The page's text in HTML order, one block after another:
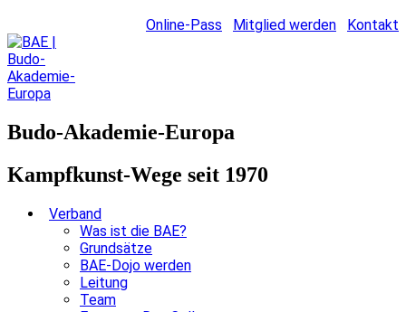
Online-Pass Mitglied werden Kontakt
Budo-Akademie-Europa
Kampfkunst-Wege seit 1970
Verband
Was ist die BAE?
Grundsätze
BAE-Dojo werden
Leitung
Team